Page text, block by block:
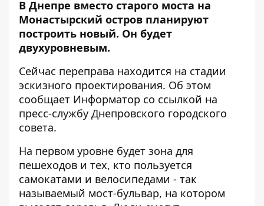
В Днепре вместо старого моста на
Монастырский остров планируют
построить новый. Он будет
двухуровневым.
Сейчас переправа находится на стадии
эскизного проектирования. Об этом
сообщает Информатор со ссылкой на
пресс-службу Днепровского городского
совета.
На первом уровне будет зона для
пешеходов и тех, кто пользуется
самокатами и велосипедами - так
называемый мост-бульвар, на котором